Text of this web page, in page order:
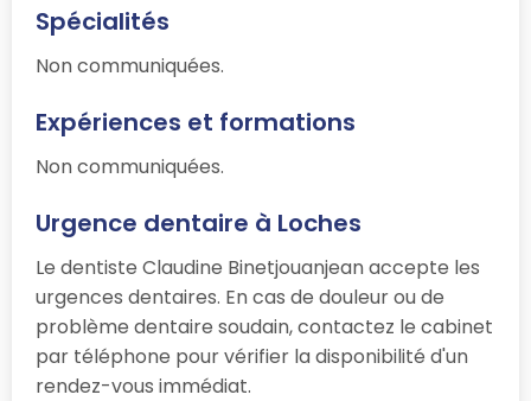
Spécialités
Non communiquées.
Expériences et formations
Non communiquées.
Urgence dentaire à Loches
Le dentiste Claudine Binetjouanjean accepte les
urgences dentaires. En cas de douleur ou de
problème dentaire soudain, contactez le cabinet
par téléphone pour vérifier la disponibilité d'un
rendez-vous immédiat.